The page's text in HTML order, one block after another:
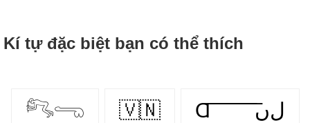
Kí tự đặc biệt bạn có thể thích
𓀐𓂸 🇻🇳 Ɑ͞ ͞ ͞ ͞ ͞ ͞ ͞ ͞ لﮞ